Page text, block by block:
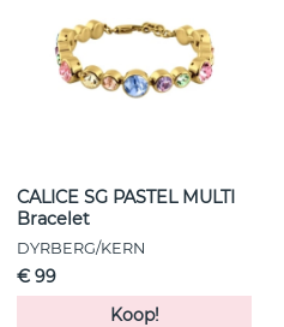
CALICE SG PASTEL MULTI
Bracelet
DYRBERG/KERN
€ 99
Koop!